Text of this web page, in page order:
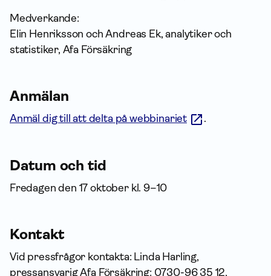
Medverkande:
Elin Henriksson och Andreas Ek, analytiker och
statistiker, Afa För­säkring
Anmälan
Anmäl dig till att delta på webbinariet .
Datum och tid
Fredagen den 17 oktober kl. 9–10
Kontakt
Vid pressfrågor kontakta: Linda Harling,
pressansvarig Afa Försäkring: 0730-96 35 12,